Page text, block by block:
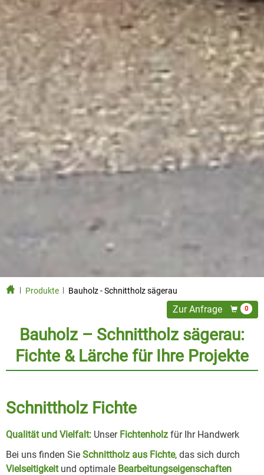
Produkte Bauholz - Schnittholz sägerau
Zur Anfrage 0
Bauholz – Schnittholz sägerau:
Fichte & Lärche für Ihre Projekte
Schnittholz Fichte
Qualität und Vielfalt: Unser Fichtenholz für Ihr Handwerk
Bei uns finden Sie Schnittholz aus Fichte, das sich durch
Vielseitigkeitund optimale Bearbeitungseigenschaften